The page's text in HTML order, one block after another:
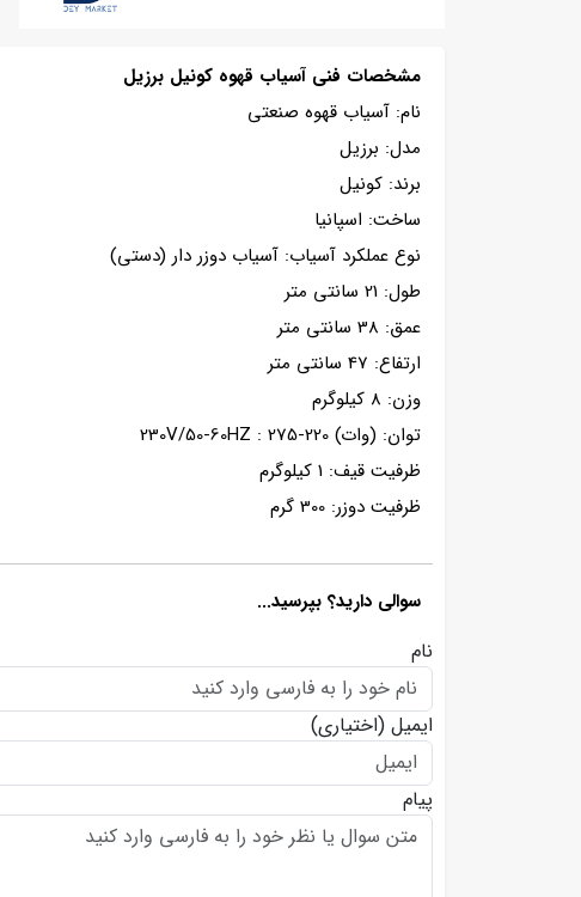
مشخصات فنی آسیاب قهوه کونیل برزیل
نام: آسیاب قهوه صنعتی
مدل: برزیل
برند: کونیل
ساخت: اسپانیا
نوع عملکرد آسیاب: آسیاب دوزر دار (دستی)
طول: 21 سانتی متر
عمق: 38 سانتی متر
ارتفاع: 47 سانتی متر
وزن: 8 کیلوگرم
توان: (وات) 220-230V/50-60HZ : 275
ظرفیت قیف: 1 کیلوگرم
ظرفیت دوزر: 300 گرم
سوالی دارید؟ بپرسید...
نام
ایمیل (اختیاری)
پیام